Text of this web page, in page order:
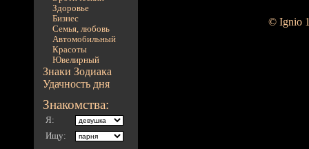
Здоровье
Бизнес
Семья, любовь
Автомобильный
Красоты
Ювелирный
Знаки Зодиака
Удачность дня
Знакомства:
Я:
Ищу:
© Ignio